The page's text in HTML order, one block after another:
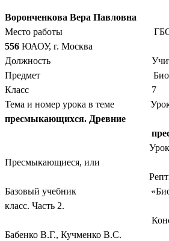
Воронченкова Вера Павловна
Место работы
556 ЮАОУ, г. Москва
Должность
Предмет
Класс 7
Тема и номер урока в теме Урок
пресмыкающихся. Древние
Урок 4 в теме:
Пресмыкающиеся, или
Базовый учебник
класс. Часть 2.
Бабенко В.Г., Кучменко В.С.